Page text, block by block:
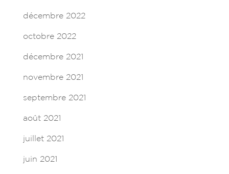
décembre 2022
octobre 2022
décembre 2021
novembre 2021
septembre 2021
août 2021
juillet 2021
juin 2021